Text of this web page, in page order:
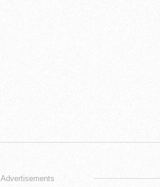
Advertisements